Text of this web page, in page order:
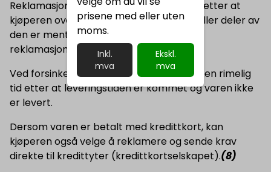
Reklamasjon må likevel skje senest to år etter at
kjøperen overtok varen. Dersom varen eller deler av
den er ment å vare vesentlig lengre, er
reklamasjonsfristen fem år.
Ved forsinkelse må krav rettes selger innen rimelig
tid etter at leveringstiden er kommet og varen ikke
er levert.
Dersom varen er betalt med kredittkort, kan
kjøperen også velge å reklamere og sende krav
direkte til kredittyter (kredittkortselskapet).(8)
prisene med eller uten
moms.
Inkl.
mva
Ekskl.
mva